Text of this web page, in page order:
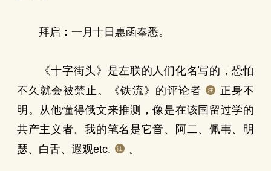
拜启：一月十日惠函奉悉。
《十字街头》是左联的人们化名写的，恐怕
不久就会被禁止。《铁流》的评论者
正身不
明。从他懂得俄文来推测，像是在该国留过学的
共产主义者。我的笔名是它音、阿二、佩韦、明
瑟、白舌、遐观etc.
。